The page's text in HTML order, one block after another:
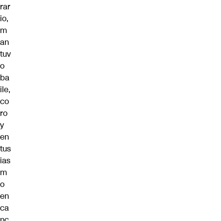
rar
io,
m
an
tuv
o
ba
ile,
co
ro
y
en
tus
ias
m
o
en
ca